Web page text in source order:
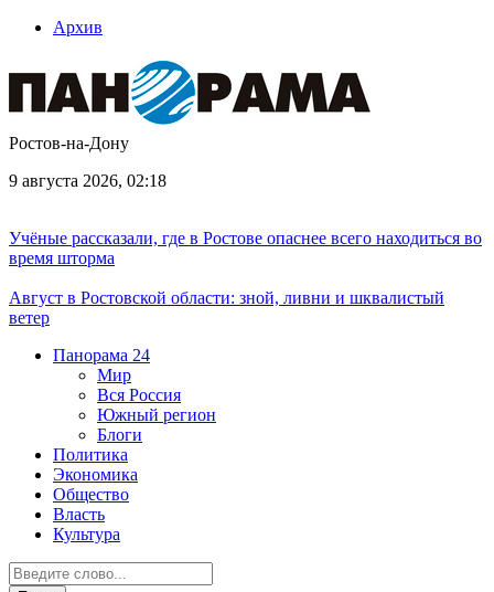
Архив
Ростов-на-Дону
9 августа 2026, 02:18
Учёные рассказали, где в Ростове опаснее всего находиться во
время шторма
Август в Ростовской области: зной, ливни и шквалистый
ветер
Панорама 24
Мир
Вся Россия
Южный регион
Блоги
Политика
Экономика
Общество
Власть
Культура